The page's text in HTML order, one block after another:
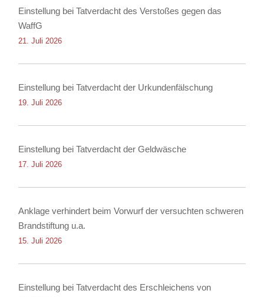
Einstellung bei Tatverdacht des Verstoßes gegen das
WaffG
21. Juli 2026
Einstellung bei Tatverdacht der Urkundenfälschung
19. Juli 2026
Einstellung bei Tatverdacht der Geldwäsche
17. Juli 2026
Anklage verhindert beim Vorwurf der versuchten schweren
Brandstiftung u.a.
15. Juli 2026
Einstellung bei Tatverdacht des Erschleichens von